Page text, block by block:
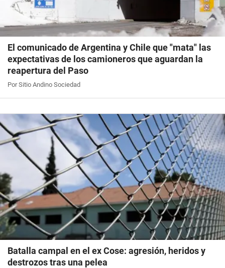
El comunicado de Argentina y Chile que "mata" las
expectativas de los camioneros que aguardan la
reapertura del Paso
Por Sitio Andino Sociedad
Batalla campal en el ex Cose: agresión, heridos y
destrozos tras una pelea